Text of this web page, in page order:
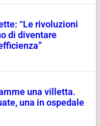
“Le rivoluzioni
di diventare
una villetta.
una in ospedale